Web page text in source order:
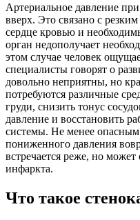
Артериальное давление
вверх. Это связано с
сердце кровью и
орган недополучает
этом случае человек
специалисты говорят о
довольно неприятны, но
потребуются различные
груди, снизить тонус
давление и восстановить
системы. Не менее опасным
пониженного давления
встречается реже, но
инфаркта.
Что такое